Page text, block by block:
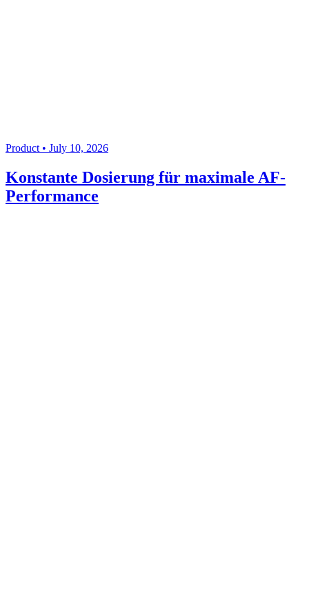
Product • July 10, 2026
Konstante Dosierung für maximale AF-
Performance